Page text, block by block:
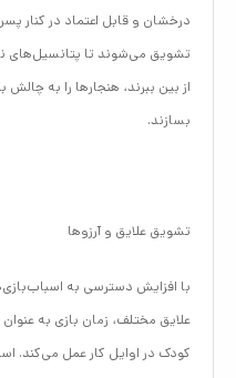
درخشان و قابل اعتماد در کنار
تشویق می‌شوند تا پتانسیل‌های
از بین ببرند، هنجارها را به
بسازند.
تشویق علایق و آرزوها
با افزایش دسترسی به
علایق مختلف، زمان بازی به
کودک در اوایل کار عمل می‌کند.